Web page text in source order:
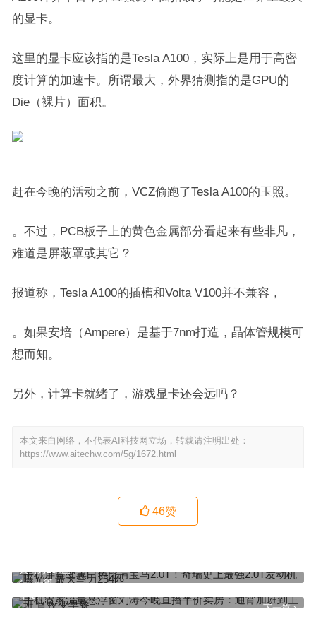
的显卡。
这里的显卡应该指的是Tesla A100，实际上是用于高密
度计算的加速卡。所谓最大，外界猜测指的是GPU的
Die（裸片）面积。
赶在今晚的活动之前，VCZ偷跑了Tesla A100的玉照。
。不过，PCB板子上的黄色金属部分看起来有些非凡，
难道是屏蔽罩或其它？
报道称，Tesla A100的插槽和Volta V100并不兼容，
。如果安培（Ampere）是基于7nm打造，晶体管规模可
想而知。
另外，计算卡就绪了，游戏显卡还会远吗？
本文来自网络，不代表AI科技网立场，转载请注明出处：
https://www.aitechw.com/5g/1672.html
46赞
上一篇
大马力254匹
下一篇
手机管家流量悬浮窗刘涛今晚直播半价卖房：通宵加班到上班 宵夜变
早餐